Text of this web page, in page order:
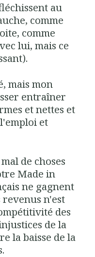
au
comme
comme
lui, mais ce
mais mon
entraîner
et nettes et
et
de choses
Made in
ne gagnent
revenus n'est
des
de la
la baisse de la